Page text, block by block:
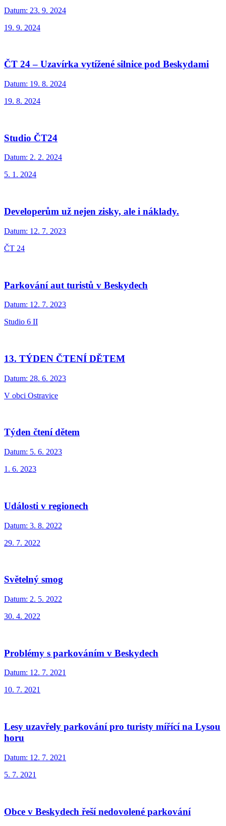
Datum: 23. 9. 2024
19. 9. 2024
ČT 24 – Uzavírka vytížené silnice pod Beskydami
Datum: 19. 8. 2024
19. 8. 2024
Studio ČT24
Datum: 2. 2. 2024
5. 1. 2024
Developerům už nejen zisky, ale i náklady.
Datum: 12. 7. 2023
ČT 24
Parkování aut turistů v Beskydech
Datum: 12. 7. 2023
Studio 6 II
13. TÝDEN ČTENÍ DĚTEM
Datum: 28. 6. 2023
V obci Ostravice
Týden čtení dětem
Datum: 5. 6. 2023
1. 6. 2023
Události v regionech
Datum: 3. 8. 2022
29. 7. 2022
Světelný smog
Datum: 2. 5. 2022
30. 4. 2022
Problémy s parkováním v Beskydech
Datum: 12. 7. 2021
10. 7. 2021
Lesy uzavřely parkování pro turisty mířící na Lysou
horu
Datum: 12. 7. 2021
5. 7. 2021
Obce v Beskydech řeší nedovolené parkování